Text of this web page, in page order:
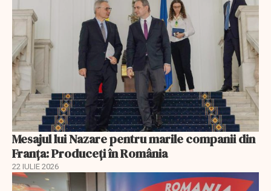
Mesajul lui Nazare pentru marile companii din
Franța: Produceți în România
22 IULIE 2026